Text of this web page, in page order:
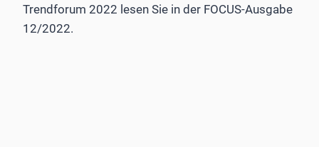
Trendforum 2022 lesen Sie in der FOCUS-Ausgabe
12/2022.